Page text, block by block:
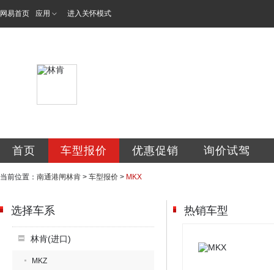
网易首页 应用 进入关怀模式
首页 车型报价 优惠促销 询价试驾
当前位置： 南通港闸林肯 > 车型报价 > MKX
选择车系
林肯(进口)
MKZ
热销车型